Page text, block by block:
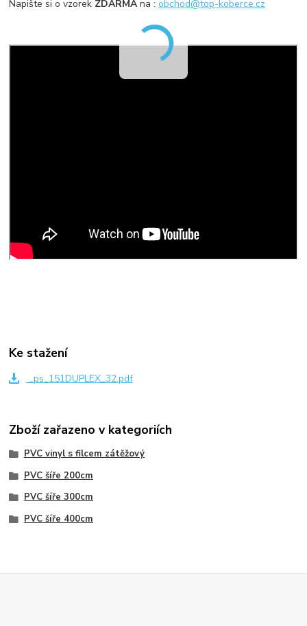
Napište si o vzorek ZDARMAna :obchod@top-koberce.cz
Ke stažení
_ps_151DUPLEX_32.pdf
Zboží zařazeno v kategoriích
PVC vinyl s filcem zátěžový
PVC šíře 200cm
PVC šíře 300cm
PVC šíře 400cm